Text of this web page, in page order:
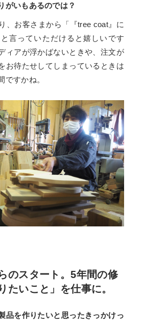
がいもあるのでは？
、お客さまから「『tree coat』に
言っていただけると嬉しいです
ィアが浮かばないときや、注文が
お待たせしてしまっているときは
ですかね。
のスタート。5年間の修
たいこと」を仕事に。
を作りたいと思ったきっかけっ